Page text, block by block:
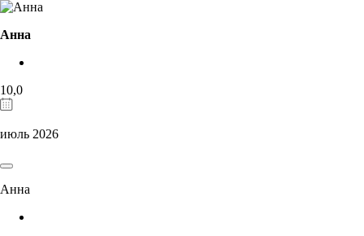
Анна
10,0
июль 2026
Анна